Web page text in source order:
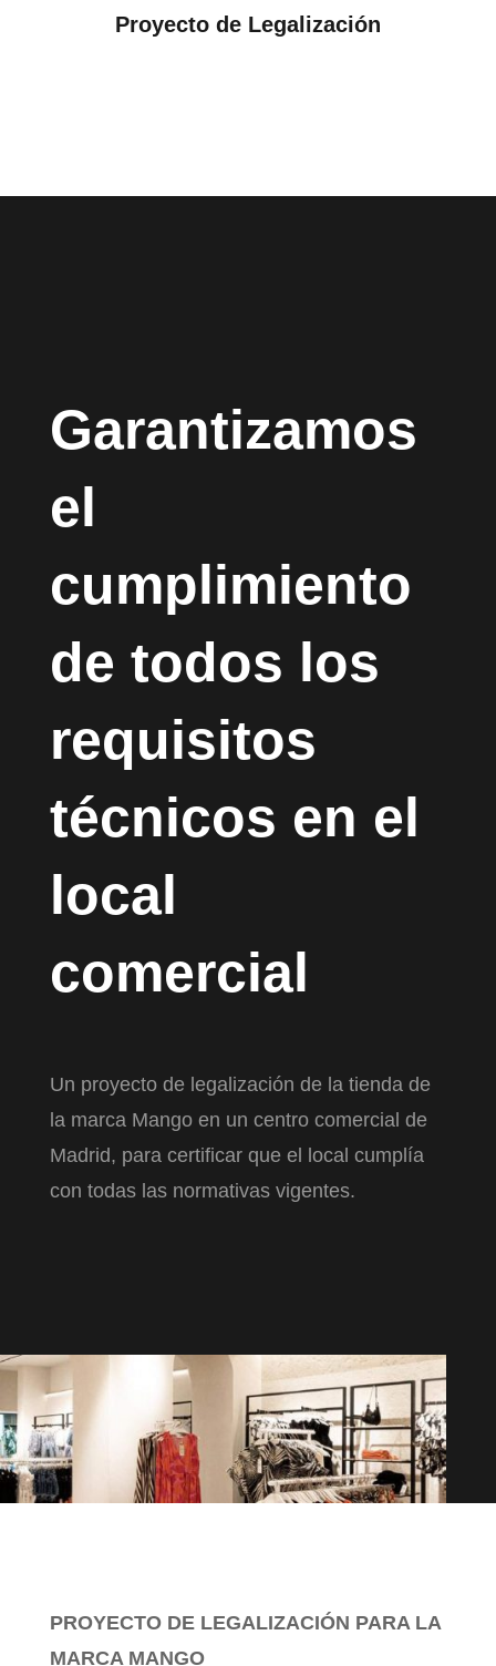
Proyecto de Legalización
Garantizamos
el
cumplimiento
de todos los
requisitos
técnicos en el
local
comercial
Un proyecto de legalización de la tienda de
la marca Mango en un centro comercial de
Madrid, para certificar que el local cumplía
con todas las normativas vigentes.
PROYECTO DE LEGALIZACIÓN PARA LA
MARCA MANGO